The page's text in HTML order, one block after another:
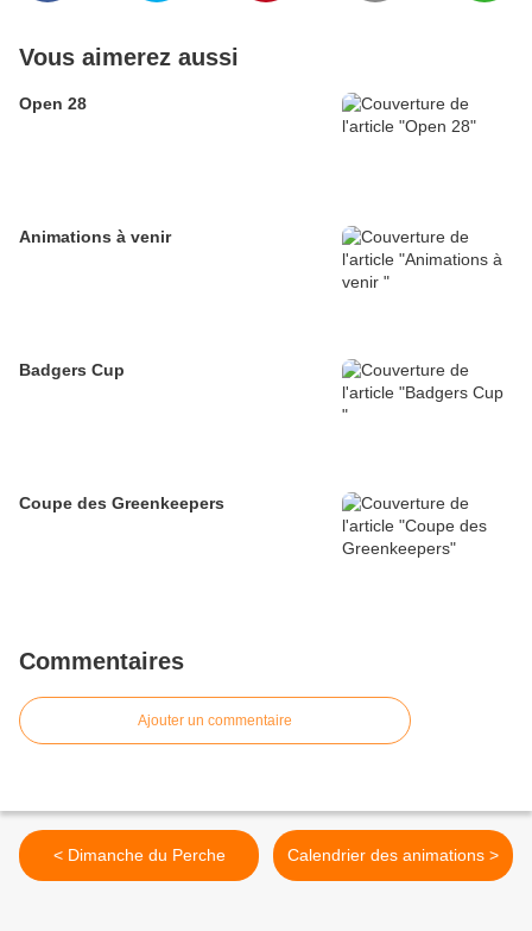
Vous aimerez aussi
Open 28
Animations à venir
Badgers Cup
Coupe des Greenkeepers
Commentaires
Ajouter un commentaire
< Dimanche du Perche Calendrier des animations >